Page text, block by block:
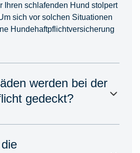
Ihren schlafenden Hund stolpert
sich vor solchen Situationen
Hundehaftpflichtversicherung
werden bei der
gedeckt?